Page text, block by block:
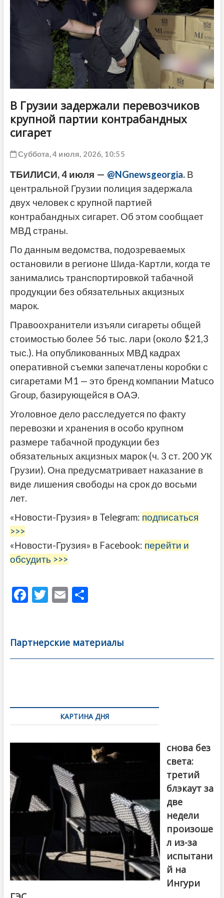
В Грузии задержали перевозчиков
крупной партии контрабандных
сигарет
Суббота, 4 июля, 2026, 10:55
ТБИЛИСИ, 4 июля — @NGnewsgeorgia.В
центральной Грузии полиция задержала
двух человек с крупной партией
контрабандных сигарет. Об этом сообщает
МВД страны.
По данным ведомства, подозреваемых
остановили в регионе Шида-Картли, когда те
занимались транспортировкой табачной
продукции без обязательных акцизных
марок.
Правоохранители изъяли сигареты общей
стоимостью более 56 тыс. лари (около $21,3
тыс.). На опубликованных МВД кадрах
оперативной съемки запечатлены коробки с
сигаретами M1 — это бренд компании Matuco
Group, базирующейся в ОАЭ.
Уголовное дело расследуется по факту
перевозки и хранения в особо крупном
размере табачной продукции без
обязательных акцизных марок (ч. 3 ст. 200 УК
Грузии). Она предусматривает наказание в
виде лишения свободы на срок до восьми
лет.
«Новости-Грузия» в Telegram: подписаться
>>>
«Новости-Грузия» в Facebook: перейти и
обсудить >>>
F
b
o
T
er
E
l
О
а
в
Партнерские материалы
по
записямКАРТИНА ДНЯ
снова без
света:
третий
блэкаут за
две
недели
произоше
л из-за
испытани
й на
Ингури